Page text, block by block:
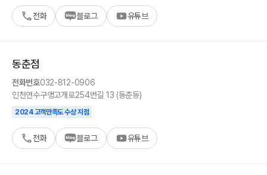
전화 블로그 유튜브
동춘점
전화번호032-812-0906
인천연수구앵고개로254번길 13 (동춘동)
2024 고객만족도 수상 지점
전화 블로그 유튜브